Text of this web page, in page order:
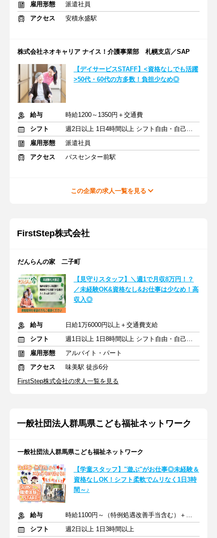
雇用形態
派遣社員
アクセス
安積永盛駅
株式会社ネオキャリア ナイス！介護事業部 札幌支店／SAP
【デイサービスSTAFF】<資格なしでも活躍
>50代・60代の方多数！負担少なめ◎
給与
時給1200～1350円＋交通費
シフト
週2日以上 1日4時間以上 シフト自由・自己申告
雇用形態
派遣社員
アクセス
バスセンター前駅
この企業の求人一覧を見る
FirstStep株式会社
だんらんの家 二子町
【見守りスタッフ】＼週1で月収8万円！？
／未経験OK&資格なし&お仕事は少なめ！高
収入◎
給与
日給1万6000円以上＋交通費支給
シフト
週1日以上 1日8時間以上 シフト自由・自己申告
雇用形態
アルバイト・パート
アクセス
味美駅 徒歩6分
FirstStep株式会社の求人一覧を見る
一般社団法人群馬県こども福祉ネットワーク
一般社団法人群馬県こども福祉ネットワーク
【学童スタッフ】"遊ぶ"がお仕事◎未経験＆
資格なしOK！シフト柔軟でムリなく1日3時
間～♪
給与
時給1100円～（特例処遇改善手当含む）＋交通費
シフト
週2日以上 1日3時間以上